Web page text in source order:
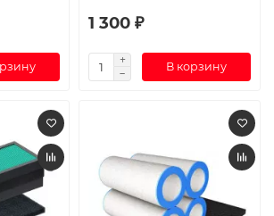
1 300 ₽
В корзину